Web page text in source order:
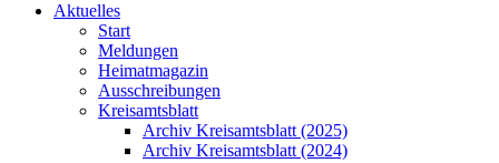
Aktuelles
Start
Meldungen
Heimatmagazin
Ausschreibungen
Kreisamtsblatt
Archiv Kreisamtsblatt (2025)
Archiv Kreisamtsblatt (2024)